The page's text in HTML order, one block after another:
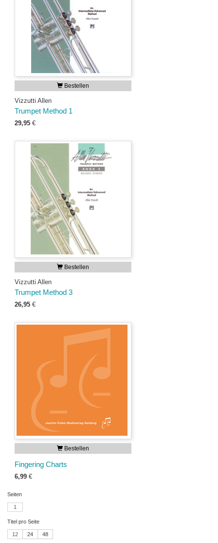
Bestellen
Vizzutti Allen
Trumpet Method 1
29,95 €
Bestellen
Vizzutti Allen
Trumpet Method 3
26,95 €
Bestellen
Fingering Charts
6,99 €
Seiten
1
Titel pro Seite
12 24 48